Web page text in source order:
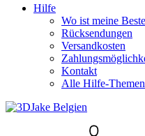
Hilfe
Wo ist meine
Rücksendungen
Versandkosten
Kontakt
Alle Hilfe-Themen